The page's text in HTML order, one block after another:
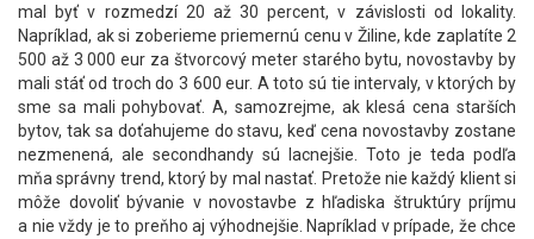
mal byť v rozmedzí 20 až 30 percent, v závislosti od lokality.
Napríklad, ak si zoberieme priemernú cenu v Žiline, kde zaplatíte 2
500 až 3 000 eur za štvorcový meter starého bytu, novostavby by
mali stáť od troch do 3 600 eur. A toto sú tie intervaly, v ktorých by
sme sa mali pohybovať. A, samozrejme, ak klesá cena starších
bytov, tak sa doťahujeme do stavu, keď cena novostavby zostane
nezmenená, ale secondhandy sú lacnejšie. Toto je teda podľa
mňa správny trend, ktorý by mal nastať. Pretože nie každý klient si
môže dovoliť bývanie v novostavbe z hľadiska štruktúry príjmu
a nie vždy je to preňho aj výhodnejšie. Napríklad v prípade, že chce